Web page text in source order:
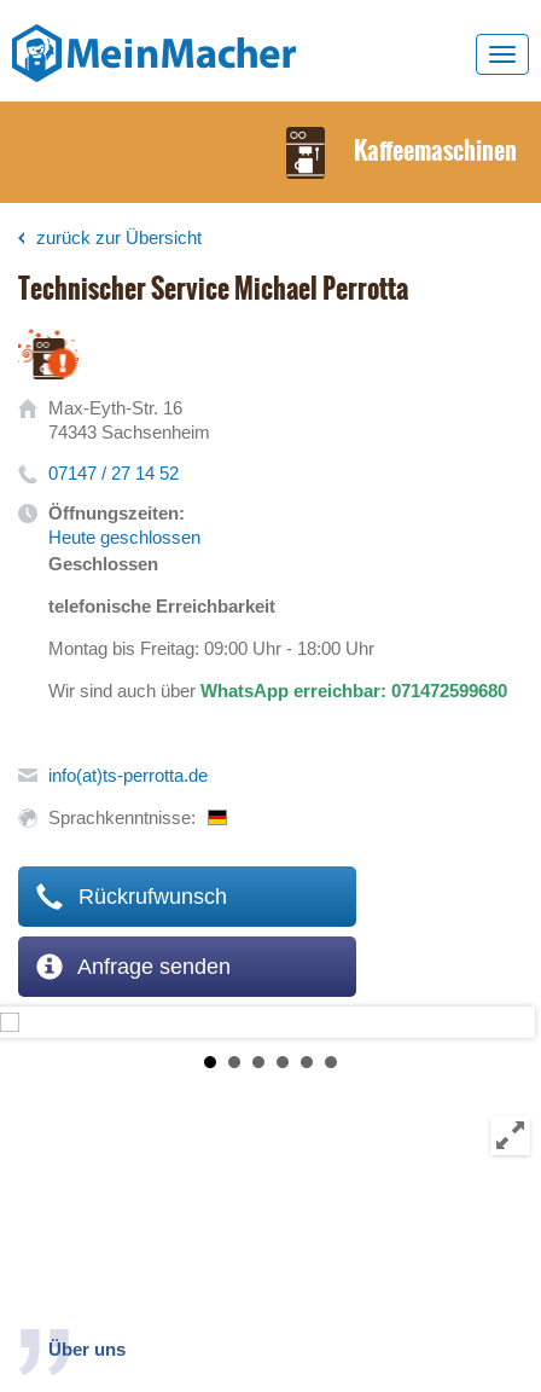
Kaffeemaschinen
zurück zur Übersicht
Technischer Service Michael Perrotta
Max-Eyth-Str. 16
74343 Sachsenheim
07147 / 27 14 52
Öffnungszeiten:
Heute geschlossen
Geschlossen
telefonische Erreichbarkeit
Montag bis Freitag: 09:00 Uhr - 18:00 Uhr
Wir sind auch über WhatsApp erreichbar: 071472599680
info(at)ts-perrotta.de
Sprachkenntnisse:
Rückrufwunsch
Anfrage senden
Über uns